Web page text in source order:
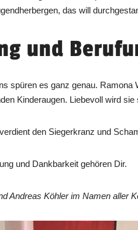
das will
und
spüren es ganz genau.
Kinderaugen. Liebevoll wird
den Siegerkranz und
und Dankbarkeit gehören Dir.
Andreas Köhler im Namen aller